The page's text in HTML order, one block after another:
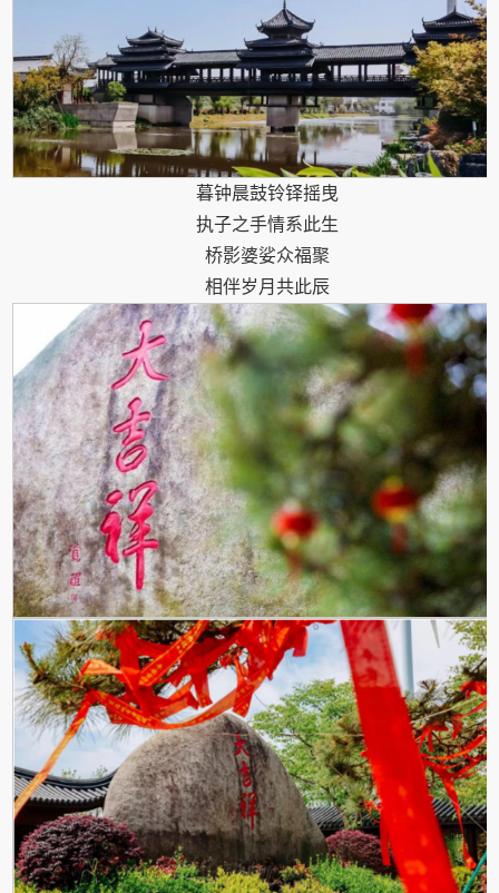
暮钟晨鼓铃铎摇曳
执子之手情系此生
桥影婆娑众福聚
相伴岁月共此辰